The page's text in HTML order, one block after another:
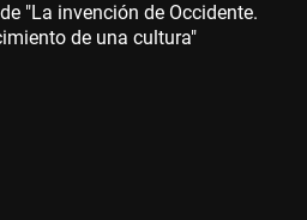
"La invención de Occidente.
de una cultura"